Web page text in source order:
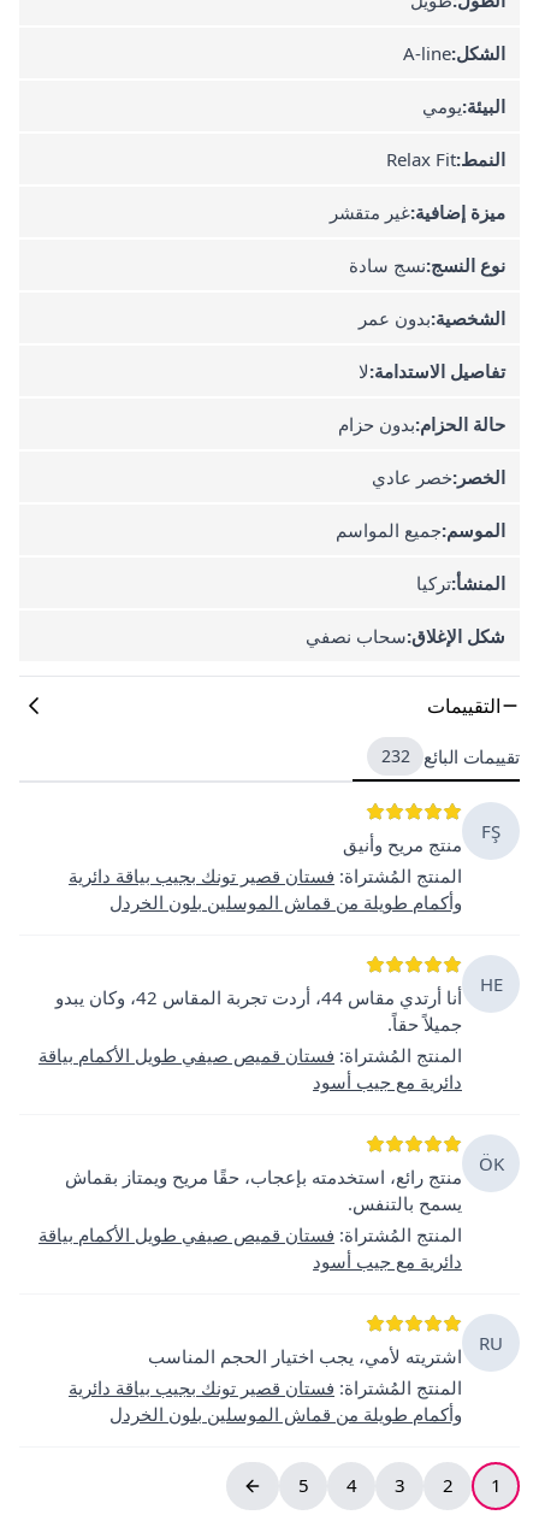
الشكل:A-line
البيئة:يومي
النمط:Relax Fit
ميزة إضافية:غير متقشر
نوع النسج:نسج سادة
الشخصية:بدون عمر
تفاصيل الاستدامة:لا
حالة الحزام:بدون حزام
الخصر:خصر عادي
الموسم:جميع المواسم
المنشأ:تركيا
شكل الإغلاق:سحاب نصفي
التقييمات
تقييمات البائع 232
FŞ
منتج مريح وأنيق
المنتج المُشتراة: فستان قصير تونك بجيب بياقة دائرية
وأكمام طويلة من قماش الموسلين بلون الخردل
HE
أنا أرتدي مقاس 44، أردت تجربة المقاس 42، وكان يبدو
جميلاً حقاً.
المنتج المُشتراة: فستان قميص صيفي طويل الأكمام بياقة
دائرية مع جيب أسود
ÖK
منتج رائع، استخدمته بإعجاب، حقًا مريح ويمتاز بقماش
يسمح بالتنفس.
المنتج المُشتراة: فستان قميص صيفي طويل الأكمام بياقة
دائرية مع جيب أسود
RU
اشتريته لأمي، يجب اختيار الحجم المناسب
المنتج المُشتراة: فستان قصير تونك بجيب بياقة دائرية
وأكمام طويلة من قماش الموسلين بلون الخردل
1
2
3
4
5